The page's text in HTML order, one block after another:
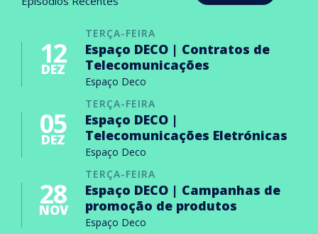
TERÇA-FEIRA
12
DEZ
Espaço DECO | Contratos de
Telecomunicações
Espaço Deco
TERÇA-FEIRA
05
DEZ
Espaço DECO |
Telecomunicações Eletrónicas
Espaço Deco
TERÇA-FEIRA
28
NOV
Espaço DECO | Campanhas de
promoção de produtos
Espaço Deco